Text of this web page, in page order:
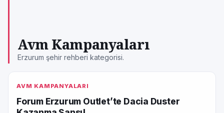
Avm Kampanyaları
Erzurum şehir rehberi kategorisi.
AVM KAMPANYALARI
Forum Erzurum Outlet’te Dacia Duster